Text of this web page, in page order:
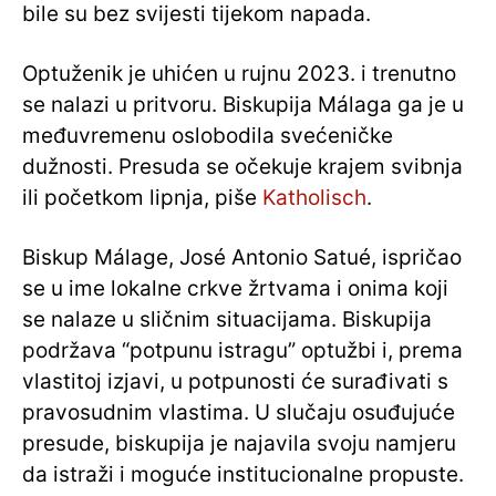
bile su bez svijesti tijekom napada.
Optuženik je uhićen u rujnu 2023. i trenutno
se nalazi u pritvoru. Biskupija Málaga ga je u
međuvremenu oslobodila svećeničke
dužnosti. Presuda se očekuje krajem svibnja
ili početkom lipnja, piše Katholisch.
Biskup Málage, José Antonio Satué, ispričao
se u ime lokalne crkve žrtvama i onima koji
se nalaze u sličnim situacijama. Biskupija
podržava “potpunu istragu” optužbi i, prema
vlastitoj izjavi, u potpunosti će surađivati ​​s
pravosudnim vlastima. U slučaju osuđujuće
presude, biskupija je najavila svoju namjeru
da istraži i moguće institucionalne propuste.